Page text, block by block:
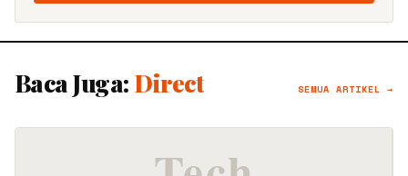
Baca Juga: Direct SEMUA ARTIKEL →